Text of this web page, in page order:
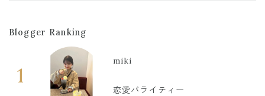
Blogger Ranking
1
miki
恋愛バライティー